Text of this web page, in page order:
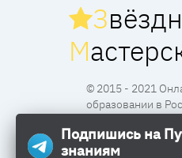
З
М
© 2015 - 2021
образовании в
Все права защищены.
Подпишись на
знаниям